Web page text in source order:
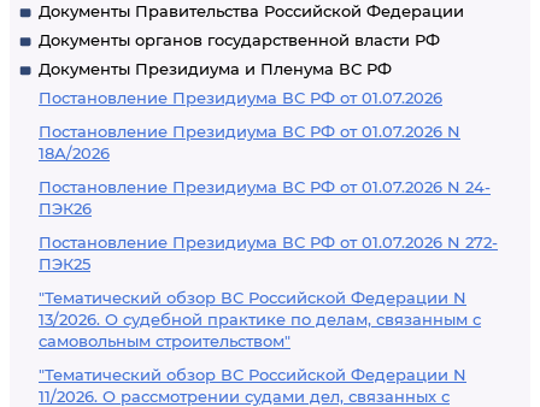
Документы Правительства Российской Федерации
Документы органов государственной власти РФ
Документы Президиума и Пленума ВС РФ
Постановление Президиума ВС РФ от 01.07.2026
Постановление Президиума ВС РФ от 01.07.2026 N
18А/2026
Постановление Президиума ВС РФ от 01.07.2026 N 24-
ПЭК26
Постановление Президиума ВС РФ от 01.07.2026 N 272-
ПЭК25
"Тематический обзор ВС Российской Федерации N
13/2026. О судебной практике по делам, связанным с
самовольным строительством"
"Тематический обзор ВС Российской Федерации N
11/2026. О рассмотрении судами дел, связанных с